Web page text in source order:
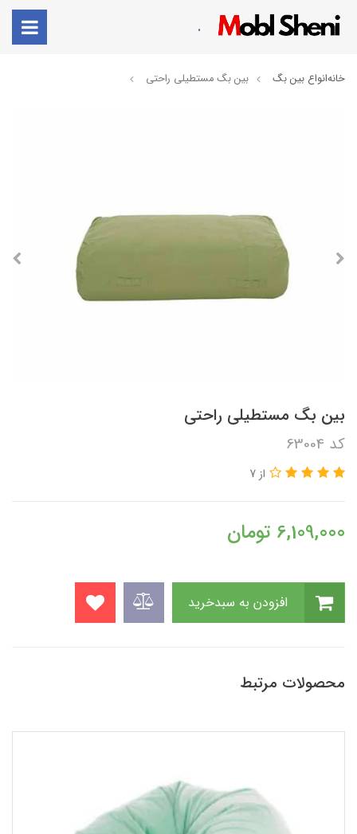
.
خانهانواع بین بگ بین بگ مستطیلی راحتی
بین بگ مستطیلی راحتی
کد 63004
از 7
6,109,000 تومان
محصولات مرتبط